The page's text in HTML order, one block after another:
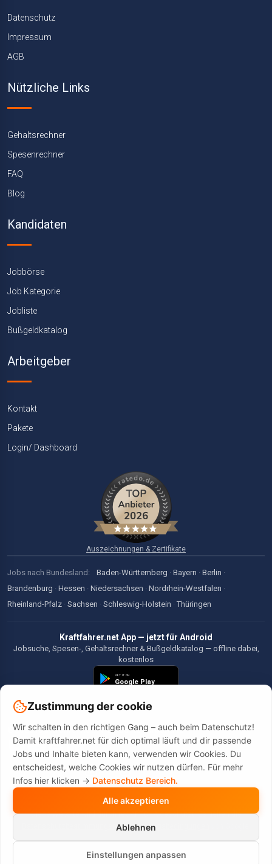
Datenschutz
Impressum
AGB
Nützliche Links
Gehaltsrechner
Spesenrechner
FAQ
Blog
Kandidaten
Jobbörse
Job Kategorie
Jobliste
Bußgeldkatalog
Arbeitgeber
Kontakt
Pakete
Login/ Dashboard
Auszeichnungen & Zertifikate
Jobs nach Bundesland: Baden-Württemberg · Bayern · Berlin ·
Brandenburg · Hessen · Niedersachsen · Nordrhein-Westfalen ·
Rheinland-Pfalz · Sachsen · Schleswig-Holstein · Thüringen
Kraftfahrer.net App — jetzt für Android
Jobsuche, Spesen-, Gehaltsrechner & Bußgeldkatalog — offline dabei,
kostenlos
©2026 Kraftfahrer.net. Alle Rechte vorbehalten.
Diese Website wird durch reCAPTCHA geschützt. Es gelten die
undNutzungsbedingungen
Zustimmung der cookie
Wir schalten in den richtigen Gang – auch beim Datenschutz!
Damit kraftfahrer.net für dich optimal läuft und dir passende
Jobs und Inhalte bieten kann, verwenden wir Cookies. Du
entscheidest, welche Cookies wir nutzen dürfen. Für mehr
Infos hier klicken -> Datenschutz Bereich.
Alle akzeptieren
Ablehnen
Einstellungen anpassen